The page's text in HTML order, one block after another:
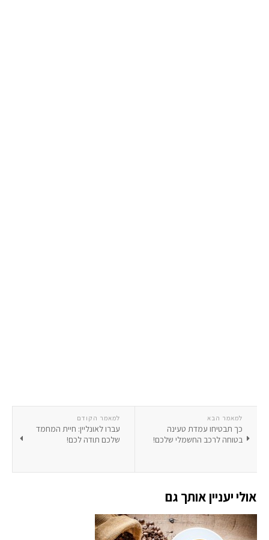
למאמר הקודם
עברו לאונליין: חיית המחמד
שלכם תודה לכם!
למאמר הבא
כך תבטיחו עמדת טעינה
בטוחה לרכב החשמלי שלכם!
אולי יעניין אותך גם